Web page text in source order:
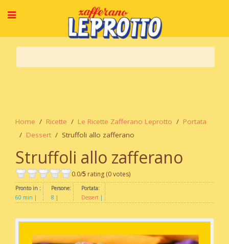
Home Ricette Le Ricette Zafferano Leprotto
Portata
Dessert
Struffoli allo zafferano
Struffoli allo zafferano
0.0/5 rating (0 votes)
Pronto in :
60 min
Persone:
8
Portata:
Dessert